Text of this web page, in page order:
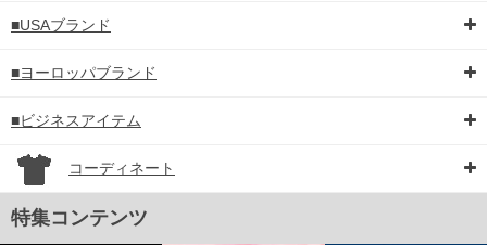
■USAブランド
■ヨーロッパブランド
■ビジネスアイテム
コーディネート
特集コンテンツ